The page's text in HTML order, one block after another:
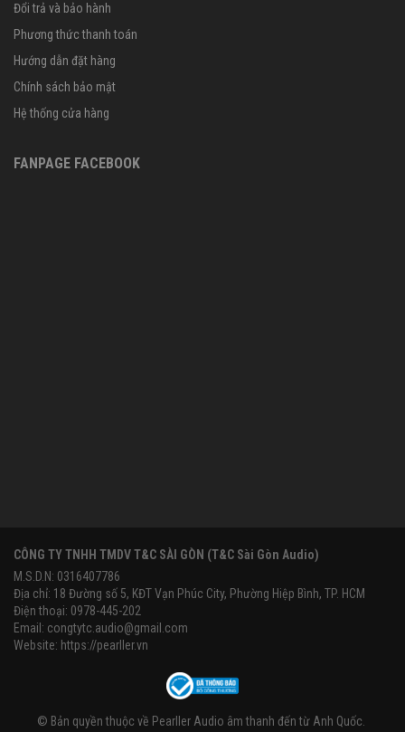
Đổi trả và bảo hành
Phương thức thanh toán
Hướng dẫn đặt hàng
Chính sách bảo mật
Hệ thống cửa hàng
FANPAGE FACEBOOK
CÔNG TY TNHH TMDV T&C SÀI GÒN (T&C Sài Gòn Audio)
M.S.D.N: 0316407786
Địa chỉ: 18 Đường số 5, KĐT Vạn Phúc City, Phường Hiệp Bình, TP. HCM
Điện thoại: 0978-445-202
Email: congtytc.audio@gmail.com
Website: https://pearller.vn
© Bản quyền thuộc về Pearller Audio âm thanh đến từ Anh Quốc